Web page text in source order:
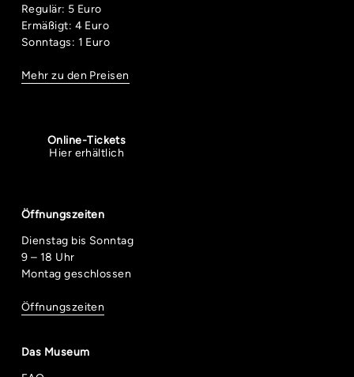
Regulär: 5 Euro
Ermäßigt: 4 Euro
Sonntags: 1 Euro
Mehr zu den Preisen
Online-Tickets
Hier erhältlich
Öffnungszeiten
Dienstag bis Sonntag
9 – 18 Uhr
Montag geschlossen
Öffnungszeiten
Das Museum